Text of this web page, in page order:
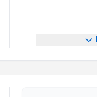
Randevu Takvimi
Dr. Öğr. Üyesi Didem
Size bu uzmandan